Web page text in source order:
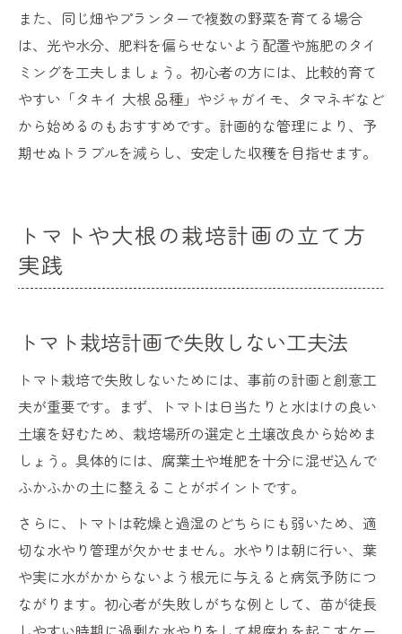
また、同じ畑やプランターで複数の野菜を育てる場合
は、光や水分、肥料を偏らせないよう配置や施肥のタイ
ミングを工夫しましょう。初心者の方には、比較的育て
やすい「タキイ 大根 品種」やジャガイモ、タマネギなど
から始めるのもおすすめです。計画的な管理により、予
期せぬトラブルを減らし、安定した収穫を目指せます。
トマトや大根の栽培計画の立て方
実践
トマト栽培計画で失敗しない工夫法
トマト栽培で失敗しないためには、事前の計画と創意工
夫が重要です。まず、トマトは日当たりと水はけの良い
土壌を好むため、栽培場所の選定と土壌改良から始めま
しょう。具体的には、腐葉土や堆肥を十分に混ぜ込んで
ふかふかの土に整えることがポイントです。
さらに、トマトは乾燥と過湿のどちらにも弱いため、適
切な水やり管理が欠かせません。水やりは朝に行い、葉
や実に水がかからないよう根元に与えると病気予防につ
ながります。初心者が失敗しがちな例として、苗が徒長